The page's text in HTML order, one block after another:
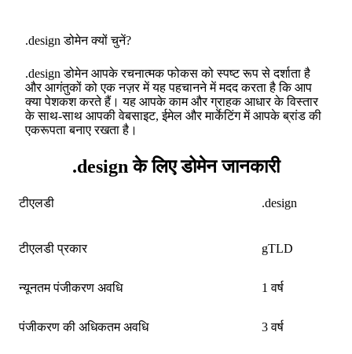
.design डोमेन क्यों चुनें?
.design डोमेन आपके रचनात्मक फोकस को स्पष्ट रूप से दर्शाता है
और आगंतुकों को एक नज़र में यह पहचानने में मदद करता है कि आप
क्या पेशकश करते हैं। यह आपके काम और ग्राहक आधार के विस्तार
के साथ-साथ आपकी वेबसाइट, ईमेल और मार्केटिंग में आपके ब्रांड की
एकरूपता बनाए रखता है।
.design के लिए डोमेन जानकारी
टीएलडी .design
टीएलडी प्रकार gTLD
न्यूनतम पंजीकरण अवधि 1 वर्ष
पंजीकरण की अधिकतम अवधि 3 वर्ष